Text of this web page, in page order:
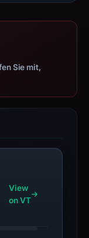
Sie mit,
View
on VT